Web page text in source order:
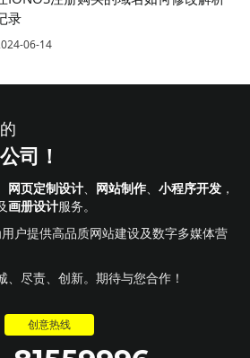
录
06-14
司！
网页定制设计、 网站制作、 小程序开发 ，
画册设计服务。
户提供高品质网站建设及数字多媒体营
、尽责、创新。期待与您合作！
创意热线